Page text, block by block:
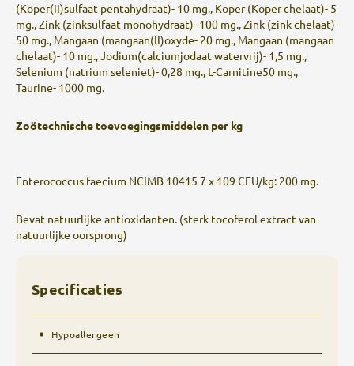
(Koper(II)sulfaat pentahydraat)- 10 mg., Koper (Koper chelaat)- 5
mg., Zink (zinksulfaat monohydraat)- 100 mg., Zink (zink chelaat)-
50 mg., Mangaan (mangaan(II)oxyde- 20 mg., Mangaan (mangaan
chelaat)- 10 mg., Jodium(calciumjodaat watervrij)- 1,5 mg.,
Selenium (natrium seleniet)- 0,28 mg., L-Carnitine50 mg.,
Taurine- 1000 mg.
Zoötechnische toevoegingsmiddelen per kg
Enterococcus faecium NCIMB 10415 7 x 109 CFU/kg: 200 mg.
Bevat natuurlijke antioxidanten. (sterk tocoferol extract van
natuurlijke oorsprong)
Specificaties
Hypoallergeen